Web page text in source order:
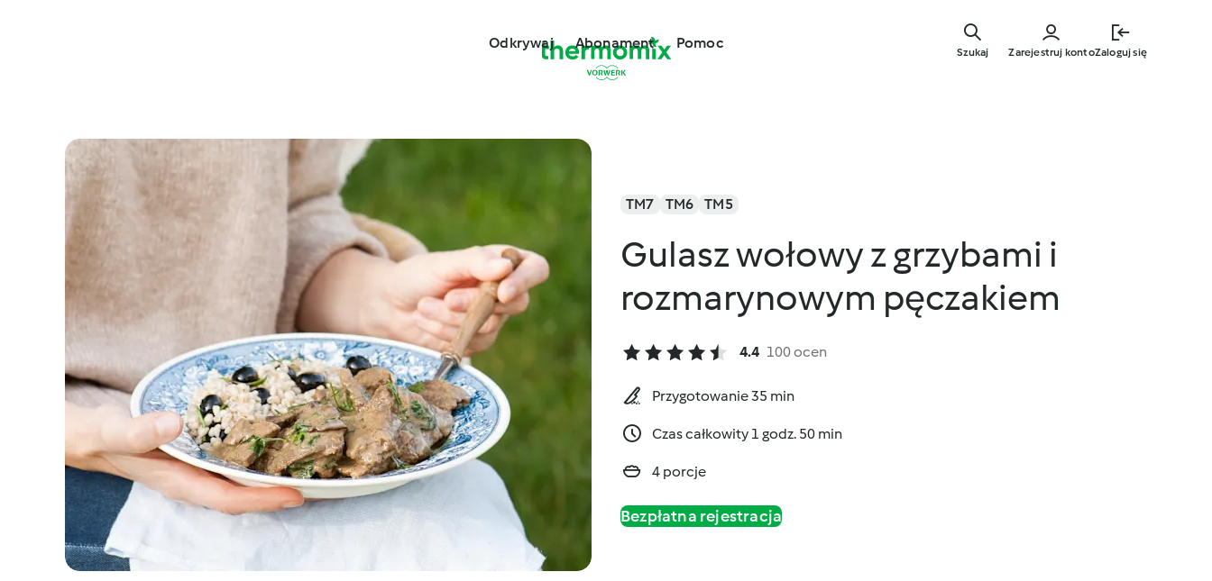
głównej
Odkrywaj Abonament Pomoc
Zarejestruj kontoZaloguj się
Szukaj
TM7 TM6 TM5
Gulasz wołowy z grzybami i
rozmarynowym pęczakiem
4.4 100 ocen
Przygotowanie 35 min
Czas całkowity 1 godz. 50 min
4 porcje
Bezpłatna rejestracja